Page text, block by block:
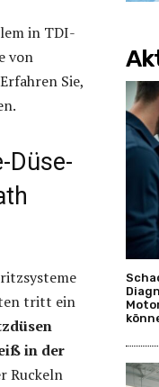
in TDI-
von
Sie,
Düse-
tritt ein
in der
Ruckeln